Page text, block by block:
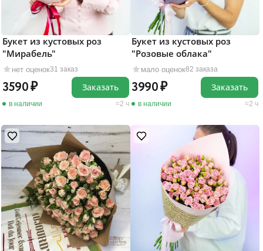
нет оценок31 заказ
Букет из кустовых роз
"Мирабель"
3590
в наличии 2 ч
Заказать
мало оценок82 заказа
Букет из кустовых роз
"Розовые облака"
3990
в наличии 2 ч
Заказать